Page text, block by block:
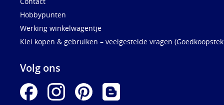
Hobbypunten
Werking winkelwagentje
Klei kopen & gebruiken – veelgestelde vragen
Volg ons